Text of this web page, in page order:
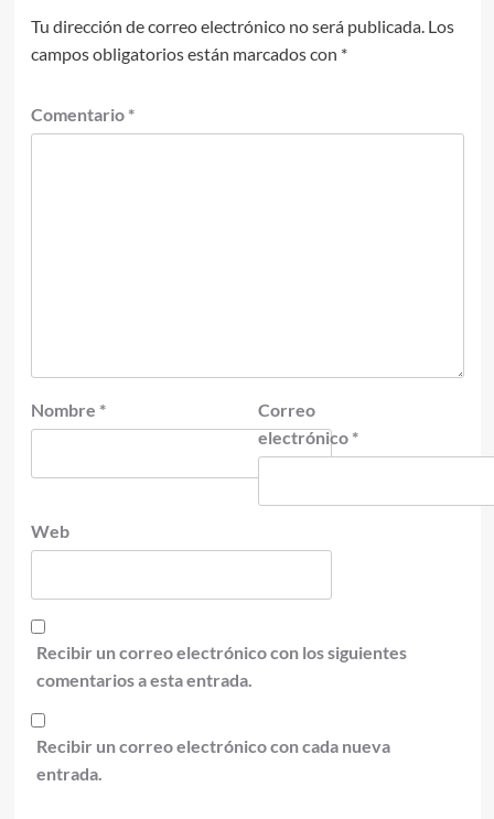
Tu dirección de correo electrónico no será publicada. Los
campos obligatorios están marcados con *
Comentario *
Nombre *
Correo
electrónico *
Web
Recibir un correo electrónico con los siguientes
comentarios a esta entrada.
Recibir un correo electrónico con cada nueva
entrada.